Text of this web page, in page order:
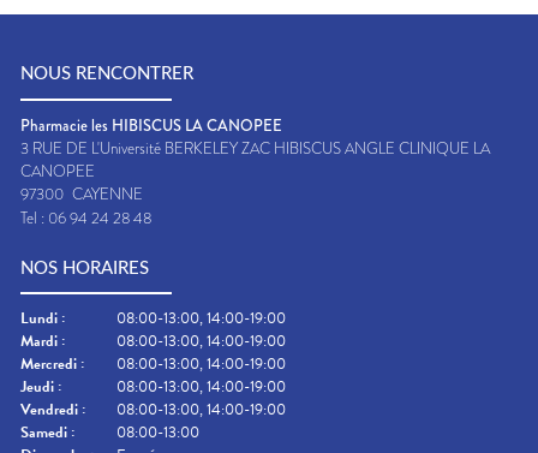
NOUS RENCONTRER
Pharmacie les HIBISCUS LA CANOPEE
3 RUE DE L'Université BERKELEY ZAC HIBISCUS ANGLE CLINIQUE LA
CANOPEE
97300 CAYENNE
Tel : 06 94 24 28 48
NOS HORAIRES
Lundi :
08:00-13:00, 14:00-19:00
Mardi :
08:00-13:00, 14:00-19:00
Mercredi :
08:00-13:00, 14:00-19:00
Jeudi :
08:00-13:00, 14:00-19:00
Vendredi :
08:00-13:00, 14:00-19:00
Samedi :
08:00-13:00